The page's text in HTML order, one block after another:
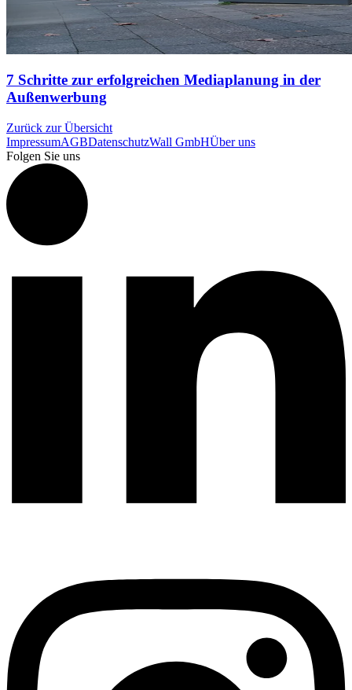
7 Schritte zur erfolgreichen Mediaplanung in der
Außenwerbung
Zurück zur Übersicht
ImpressumAGBDatenschutzWall GmbHÜber uns
Folgen Sie uns